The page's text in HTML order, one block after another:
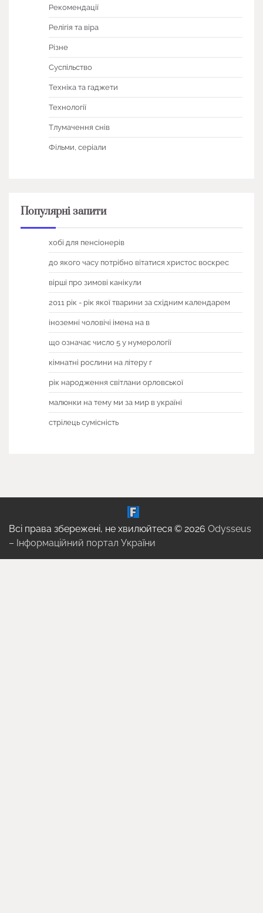
Рекомендації
Релігія та віра
Різне
Суспільство
Техніка та гаджети
Технології
Тлумачення снів
Фільми, серіали
Популярні запити
хобі для пенсіонерів
до якого часу потрібно вітатися христос воскрес
вірші про зимові канікули
2011 рік - рік якої тварини за східним календарем
іноземні чоловічі імена на в
що означає число 5 у нумерології
кімнатні рослини на літеру г
рік народження світлани орловської
малюнки на тему ми за мир в україні
стрілець сумісність
Всі права збережені, не хвилюйтеся © 2026 Odysseus
– Інформаційний портал України